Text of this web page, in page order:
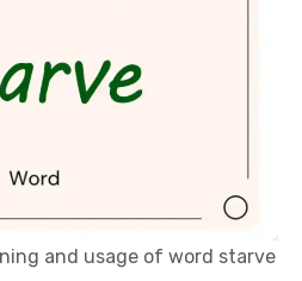
and usage of word starve